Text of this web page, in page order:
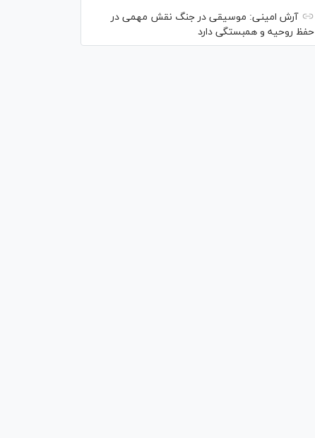
آرش امینی: موسیقی در جنگ نقش مهمی در
حفظ روحیه و همبستگی دارد